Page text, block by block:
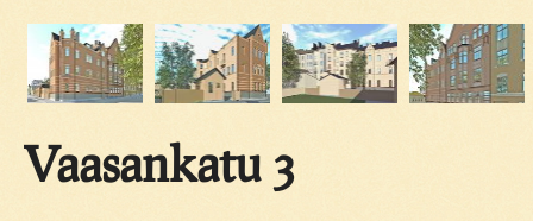
Vaasankatu 3